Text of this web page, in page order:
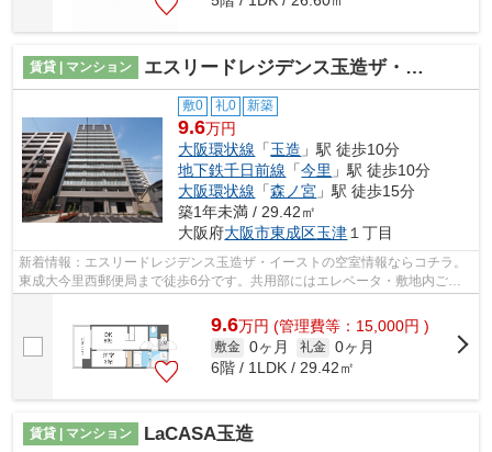
賃貸 | マンション エスリードレジデンス玉造ザ・イースト
敷0 礼0 新築
9.6万円
大阪環状線 「玉造 」駅 徒歩10分
地下鉄千日前線 「今里 」駅 徒歩10分
大阪環状線 「森ノ宮 」駅 徒歩15分
築1年未満 / 29.42㎡
大阪府大阪市東成区玉津 １丁目
新着情報：エスリードレジデンス玉造ザ・イーストの空室情報ならコチラ。
東成大今里西郵便局まで徒歩6分です。共用部にはエレベータ・敷地内ごみ
置き場などが備わっておりとても充実し...
9.6万円 (管理費等：15,000円 )
敷金 0ヶ月 礼金 0ヶ月
6階 / 1LDK / 29.42㎡
賃貸 | マンション LaCASA玉造